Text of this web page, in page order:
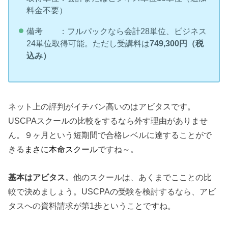
料金不要）
備考 ：フルパックなら会計28単位、ビジネス
24単位取得可能。ただし受講料は749,300円（税
込み）
ネット上の評判がイチバン高いのはアビタスです。
USCPAスクールの比較をするなら外す理由がありませ
ん。９ヶ月という短期間で合格レベルに達することがで
きる まさに本命スクールですね～。
基本はアビタス。他のスクールは、あくまでこことの比
較で決めましょう。USCPAの受験を検討するなら、アビ
タスへの資料請求が第1歩ということですね。